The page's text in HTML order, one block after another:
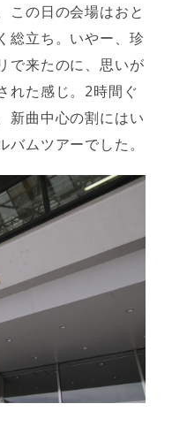
この日の会場はおと
総立ち。いやー、珍
で来たのに、思いが
れた感じ。2時間ぐ
新曲中心の割にはい
ムツアーでした。